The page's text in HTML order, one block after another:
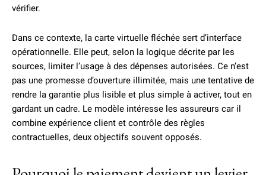
vérifier.
Dans ce contexte, la carte virtuelle fléchée sert d’interface
opérationnelle. Elle peut, selon la logique décrite par les
sources, limiter l’usage à des dépenses autorisées. Ce n’est
pas une promesse d’ouverture illimitée, mais une tentative de
rendre la garantie plus lisible et plus simple à activer, tout en
gardant un cadre. Le modèle intéresse les assureurs car il
combine expérience client et contrôle des règles
contractuelles, deux objectifs souvent opposés.